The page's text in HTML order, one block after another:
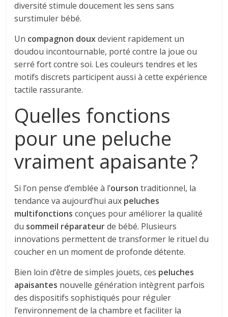
diversité stimule doucement les sens sans
surstimuler bébé.
Un compagnon douxdevient rapidement un
doudou incontournable, porté contre la joue ou
serré fort contre soi. Les couleurs tendres et les
motifs discrets participent aussi à cette expérience
tactile rassurante.
Quelles fonctions
pour une peluche
vraiment apaisante ?
Si l’on pense d’emblée à l’ourson traditionnel, la
tendance va aujourd’hui aux peluches
multifonctions conçues pour améliorer la qualité
du sommeil réparateurde bébé. Plusieurs
innovations permettent de transformer le rituel du
coucher en un moment de profonde détente.
Bien loin d’être de simples jouets, ces peluches
apaisantes nouvelle génération intègrent parfois
des dispositifs sophistiqués pour réguler
l’environnement de la chambre et faciliter la